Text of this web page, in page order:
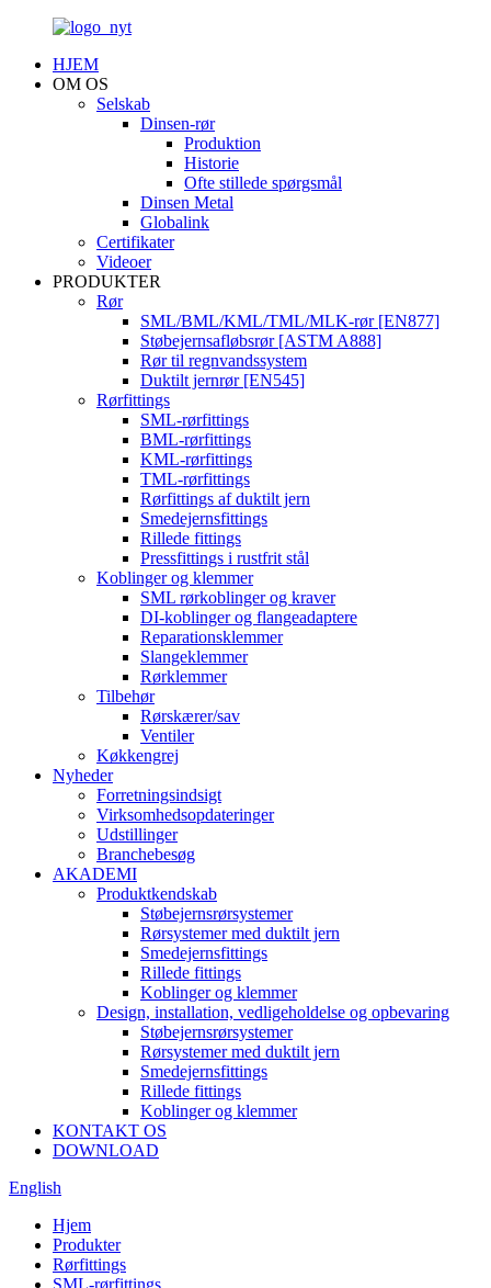
HJEM
OM OS
Selskab
Dinsen-rør
Produktion
Historie
Ofte stillede spørgsmål
Dinsen Metal
Globalink
Certifikater
Videoer
PRODUKTER
Rør
SML/BML/KML/TML/MLK-rør [EN877]
Støbejernsafløbsrør [ASTM A888]
Rør til regnvandssystem
Duktilt jernrør [EN545]
Rørfittings
SML-rørfittings
BML-rørfittings
KML-rørfittings
TML-rørfittings
Rørfittings af duktilt jern
Smedejernsfittings
Rillede fittings
Pressfittings i rustfrit stål
Koblinger og klemmer
SML rørkoblinger og kraver
DI-koblinger og flangeadaptere
Reparationsklemmer
Slangeklemmer
Rørklemmer
Tilbehør
Rørskærer/sav
Ventiler
Køkkengrej
Nyheder
Forretningsindsigt
Virksomhedsopdateringer
Udstillinger
Branchebesøg
AKADEMI
Produktkendskab
Støbejernsrørsystemer
Rørsystemer med duktilt jern
Smedejernsfittings
Rillede fittings
Koblinger og klemmer
Design, installation, vedligeholdelse og opbevaring
Støbejernsrørsystemer
Rørsystemer med duktilt jern
Smedejernsfittings
Rillede fittings
Koblinger og klemmer
KONTAKT OS
DOWNLOAD
English
Hjem
Produkter
Rørfittings
SML-rørfittings